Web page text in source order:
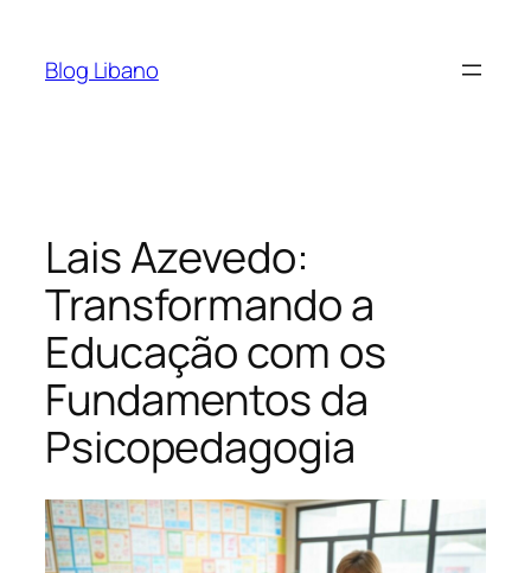
Blog Libano
Lais Azevedo:
Transformando a
Educação com os
Fundamentos da
Psicopedagogia